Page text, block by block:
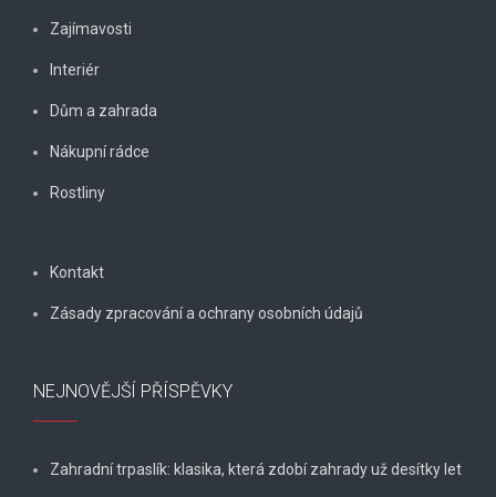
Zajímavosti
Interiér
Dům a zahrada
Nákupní rádce
Rostliny
Kontakt
Zásady zpracování a ochrany osobních údajů
NEJNOVĚJŠÍ PŘÍSPĚVKY
Zahradní trpaslík: klasika, která zdobí zahrady už desítky let